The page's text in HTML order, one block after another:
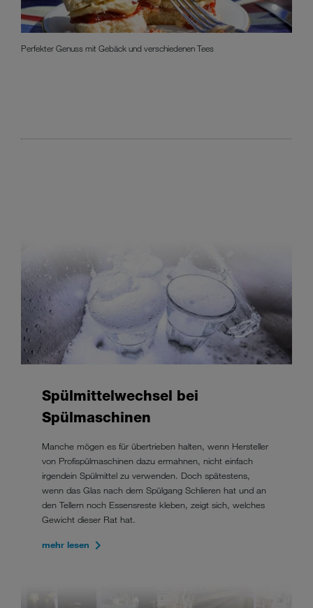
Perfekter Genuss mit Gebäck und verschiedenen Tees
Spülmittelwechsel bei
Spülmaschinen
Manche mögen es für übertrieben halten, wenn Hersteller
von Profispülmaschinen dazu ermahnen, nicht einfach
irgendein Spülmittel zu verwenden. Doch spätestens,
wenn das Glas nach dem Spülgang Schlieren hat und an
den Tellern noch Essensreste kleben, zeigt sich, welches
Gewicht dieser Rat hat.
mehr lesen